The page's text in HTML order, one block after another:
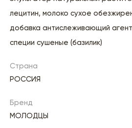
лецитин, молоко сухое
добавка антислеживающий агент
специи сушеные (базилик)
Страна
РОССИЯ
Бренд
МОЛОДЦЫ